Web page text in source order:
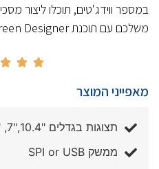
במספר ווידג'טים, תוכלו ליצור
משלכם עם תוכנת EVE Screen Designer



מאפייני המוצר
תצוגות בגדלים "10.4,"7, "5
ממשק SPI or USB